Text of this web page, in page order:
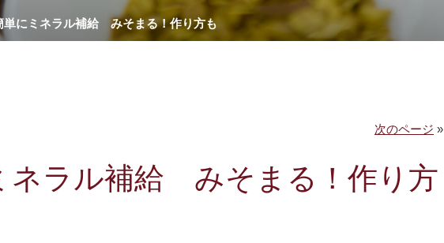
単にミネラル補給 みそまる！作り方も
次のページ »
ネラル補給 みそまる！作り方